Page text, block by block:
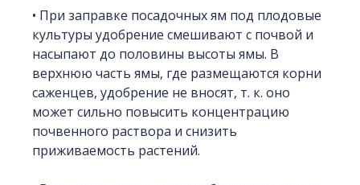
• При заправке посадочных ям под плодовые
культуры удобрение смешивают с почвой и
насыпают до половины высоты ямы. В
верхнюю часть ямы, где размещаются корни
саженцев, удобрение не вносят, т. к. оно
может сильно повысить концентрацию
почвенного раствора и снизить
приживаемость растений.